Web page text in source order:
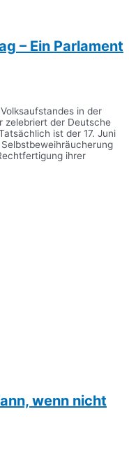
– Ein Parlament
in der
zelebriert der Deutsche
ist der 17. Juni
ihrer
wenn nicht